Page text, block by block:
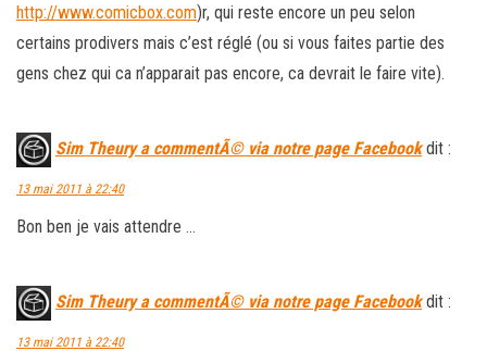
http://www.comicbox.com)r, qui reste encore un peu selon
certains prodivers mais c’est réglé (ou si vous faites partie des
gens chez qui ca n’apparait pas encore, ca devrait le faire vite).
Sim Theury a commentÃ© via notre page Facebook dit :
13 mai 2011 à 22:40
Bon ben je vais attendre …
Sim Theury a commentÃ© via notre page Facebook dit :
13 mai 2011 à 22:40